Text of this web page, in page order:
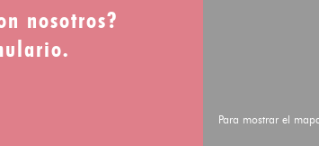
nosotros?
Para mostrar el